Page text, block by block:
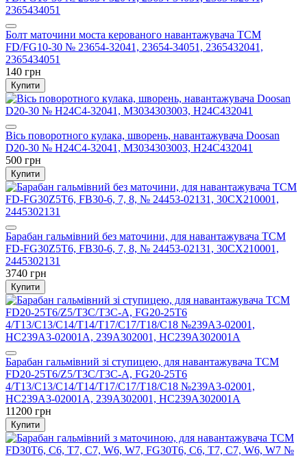
Болт маточини моста керованого навантажувача TCM
FD/FG10-30 № 23654-32041, 23654-34051, 2365432041,
2365434051
140 грн
Купити
Вісь поворотного кулака, шворень, навантажувача Doosan
D20-30 № H24C4-32041, M3034303003, H24C432041
500 грн
Купити
Барабан гальмівний без маточини, для навантажувача TCM
FD-FG30Z5T6, FB30-6, 7, 8, № 24453-02131, 30CX210001,
2445302131
3740 грн
Купити
Барабан гальмівний зі ступицею, для навантажувача TCM
FD20-25T6/Z5/T3C/T3C-A, FG20-25T6
4/T13/C13/C14/T14/T17/C17/T18/C18 №239A3-02001,
HC239A3-02001A, 239A302001, HC239A302001A
11200 грн
Купити